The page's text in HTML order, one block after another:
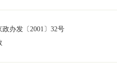
央精神
政办发 〔2001〕 32号